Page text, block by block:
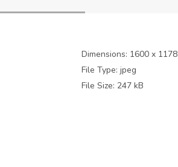
Dimensions: 1600 x 1178
File Type: jpeg
File Size: 247 kB